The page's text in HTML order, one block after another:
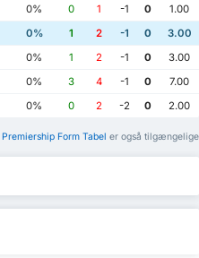
0% 0 1 -1 0
1.00
0% 1 2 -1 0
3.00
0% 1 2 -1 0
3.00
0% 3 4 -1 0
7.00
0% 0 2 -2 0 2.00
Premiership Form Tabel er også tilgængelige